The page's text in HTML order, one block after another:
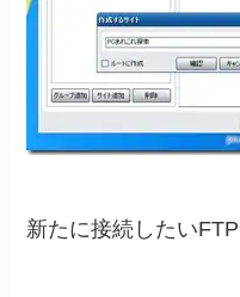
新たに接続したい